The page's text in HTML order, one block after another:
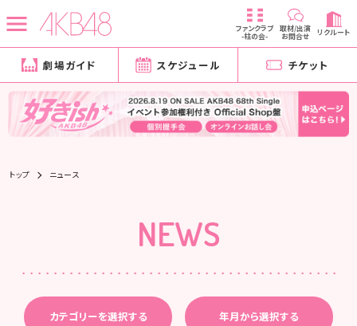
ファンクラブ
-柱の会-
取材/出演
お問合せ リクルート
劇場ガイド スケジュール チケット
トップ ニュース
NEWS
カテゴリーを選択する 年月から選択する